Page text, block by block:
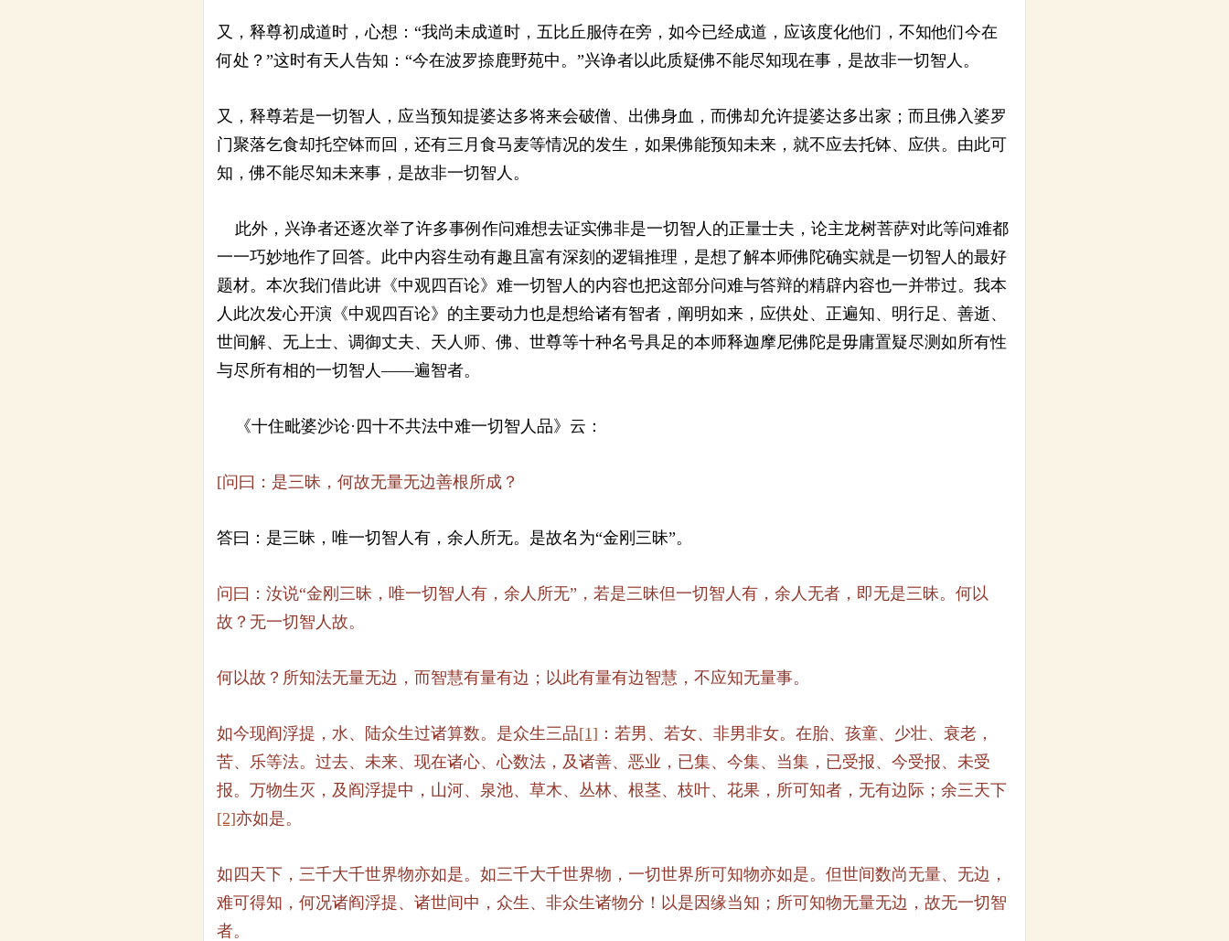
又，释尊初成道时，心想：“我尚未成道时，五比丘服侍在旁，如今已经成道，应该度化他们，不知他们今在
何处？”这时有天人告知：“今在波罗捺鹿野苑中。”兴诤者以此质疑佛不能尽知现在事，是故非一切智人。
又，释尊若是一切智人，应当预知提婆达多将来会破僧、出佛身血，而佛却允许提婆达多出家；而且佛入婆罗
门聚落乞食却托空钵而回，还有三月食马麦等情况的发生，如果佛能预知未来，就不应去托钵、应供。由此可
知，佛不能尽知未来事，是故非一切智人。
此外，兴诤者还逐次举了许多事例作问难想去证实佛非是一切智人的正量士夫，论主龙树菩萨对此等问难都
一一巧妙地作了回答。此中内容生动有趣且富有深刻的逻辑推理，是想了解本师佛陀确实就是一切智人的最好
题材。本次我们借此讲《中观四百论》难一切智人的内容也把这部分问难与答辩的精辟内容也一并带过。我本
人此次发心开演《中观四百论》的主要动力也是想给诸有智者，阐明如来，应供处、正遍知、明行足、善逝、
世间解、无上士、调御丈夫、天人师、佛、世尊等十种名号具足的本师释迦摩尼佛陀是毋庸置疑尽测如所有性
与尽所有相的一切智人——遍智者。
《十住毗婆沙论·四十不共法中难一切智人品》云：
[问曰：是三昧，何故无量无边善根所成？
答曰：是三昧，唯一切智人有，余人所无。是故名为“金刚三昧”。
问曰：汝说“金刚三昧，唯一切智人有，余人所无”，若是三昧但一切智人有，余人无者，即无是三昧。何以
故？无一切智人故。
何以故？所知法无量无边，而智慧有量有边；以此有量有边智慧，不应知无量事。
如今现阎浮提，水、陆众生过诸算数。是众生三品[1] ：若男、若女、非男非女。在胎、孩童、少壮、衰老，
苦、乐等法。过去、未来、现在诸心、心数法，及诸善、恶业，已集、今集、当集，已受报、今受报、未受
报。万物生灭，及阎浮提中，山河、泉池、草木、丛林、根茎、枝叶、花果，所可知者，无有边际；余三天下
[2]亦如是。
如四天下，三千大千世界物亦如是。如三千大千世界物，一切世界所可知物亦如是。但世间数尚无量、无边，
难可得知，何况诸阎浮提、诸世间中，众生、非众生诸物分！以是因缘当知；所可知物无量无边，故无一切智
者。